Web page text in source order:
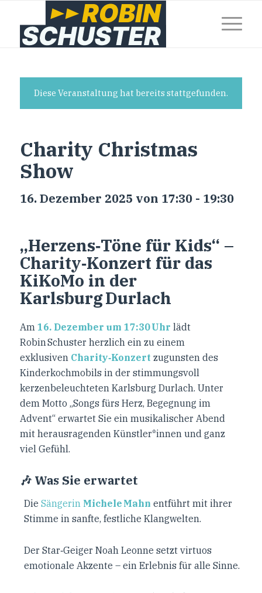
Diese Veranstaltung hat bereits stattgefunden.
Charity Christmas
Show
16. Dezember 2025 von 17:30- 19:30
„Herzens‑Töne für Kids“ –
Charity‑Konzert für das
KiKoMo in der
Karlsburg Durlach
Am 16. Dezember um 17:30 Uhr lädt
Robin Schuster herzlich ein zu einem
exklusiven Charity‑Konzert zugunsten des
Kinderkochmobils in der stimmungsvoll
kerzenbeleuchteten Karlsburg Durlach. Unter
dem Motto „Songs fürs Herz, Begegnung im
Advent“ erwartet Sie ein musikalischer Abend
mit herausragenden Künstler*innen und ganz
viel Gefühl.
🎶 Was Sie erwartet
Die Sängerin Michele Mahn entführt mit ihrer
Stimme in sanfte, festliche Klangwelten.
Der Star‑Geiger Noah Leonne setzt virtuos
emotionale Akzente – ein Erlebnis für alle Sinne.